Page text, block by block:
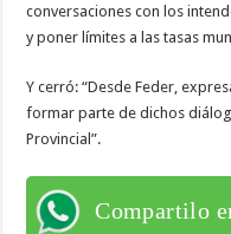
conversaciones con los
y poner límites a las tasas
Y cerró: “Desde Feder,
formar parte de dichos
Provincial”.
Compartilo